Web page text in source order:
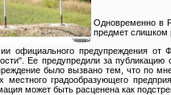
Одновременно в
предмет слишком
официального предупреждения от
Ее предупредили за публикацию
было вызвано тем, что по
местного градообразующего
может быть расценена как